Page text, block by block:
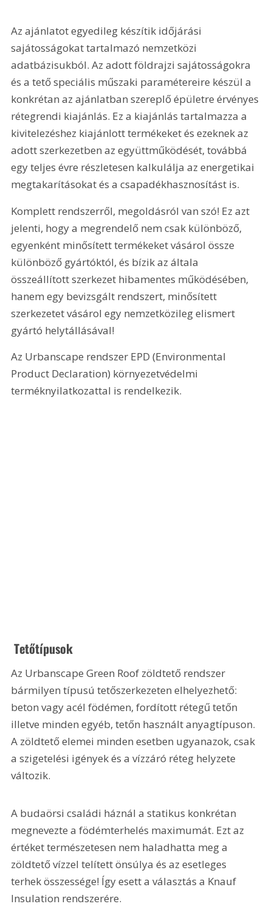
Az ajánlatot egyedileg készítik időjárási
sajátosságokat tartalmazó nemzetközi
adatbázisukból. Az adott földrajzi sajátosságokra
és a tető speciális műszaki paramétereire készül a
konkrétan az ajánlatban szereplő épületre érvényes
rétegrendi kiajánlás. Ez a kiajánlás tartalmazza a
kivitelezéshez kiajánlott termékeket és ezeknek az
adott szerkezetben az együttműködését, továbbá
egy teljes évre részletesen kalkulálja az energetikai
megtakarításokat és a csapadékhasznosítást is.
Komplett rendszerről, megoldásról van szó! Ez azt
jelenti, hogy a megrendelő nem csak különböző,
egyenként minősített termékeket vásárol össze
különböző gyártóktól, és bízik az általa
összeállított szerkezet hibamentes működésében,
hanem egy bevizsgált rendszert, minősített
szerkezetet vásárol egy nemzetközileg elismert
gyártó helytállásával!
Az Urbanscape rendszer EPD (Environmental
Product Declaration) környezetvédelmi
terméknyilatkozattal is rendelkezik.
Tetőtípusok
Az Urbanscape Green Roof zöldtető rendszer
bármilyen típusú tetőszerkezeten elhelyezhető:
beton vagy acél födémen, fordított rétegű tetőn
illetve minden egyéb, tetőn használt anyagtípuson.
A zöldtető elemei minden esetben ugyanazok, csak
a szigetelési igények és a vízzáró réteg helyzete
változik.
A budaörsi családi háznál a statikus konkrétan
megnevezte a födémterhelés maximumát. Ezt az
értéket természetesen nem haladhatta meg a
zöldtető vízzel telített önsúlya és az esetleges
terhek összessége! Így esett a választás a Knauf
Insulation rendszerére.